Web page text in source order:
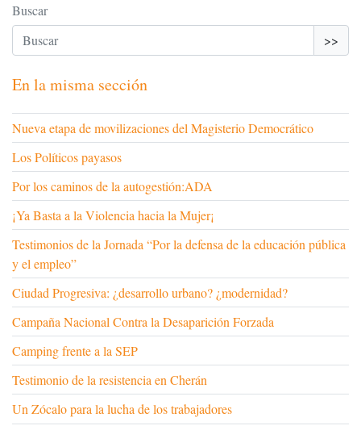
Buscar
>>
En la misma sección
Nueva etapa de movilizaciones del Magisterio Democrático
Los Políticos payasos
Por los caminos de la autogestión:ADA
¡Ya Basta a la Violencia hacia la Mujer¡
Testimonios de la Jornada “Por la defensa de la educación pública
y el empleo”
Ciudad Progresiva: ¿desarrollo urbano? ¿modernidad?
Campaña Nacional Contra la Desaparición Forzada
Camping frente a la SEP
Testimonio de la resistencia en Cherán
Un Zócalo para la lucha de los trabajadores